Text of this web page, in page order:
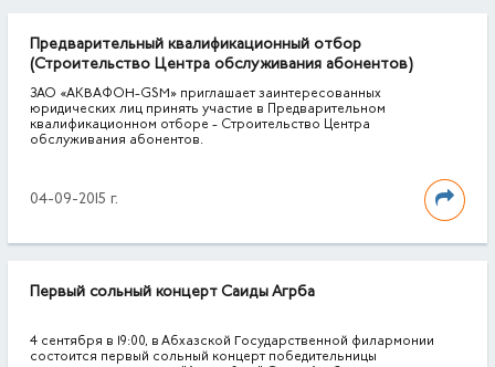
Предварительный квалификационный отбор
(Строительство Центра обслуживания абонентов)
ЗАО «АКВАФОН-GSM» приглашает заинтересованных
юридических лиц принять участие в Предварительном
квалификационном отборе - Строительство Центра
обслуживания абонентов.
04-09-2015 г.
Первый сольный концерт Саиды Агрба
4 сентября в 19:00, в Абхазской Государственной филармонии
состоится первый сольный концерт победительницы